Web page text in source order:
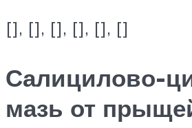
[], [], [], [], [], []
Салицилово-
мазь от